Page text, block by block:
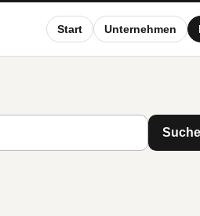
Start Unternehmen